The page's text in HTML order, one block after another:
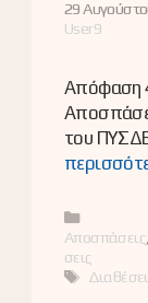
29
User9
Απόφαση
του
Αποσπάσεις
σεις
Ετικέτες